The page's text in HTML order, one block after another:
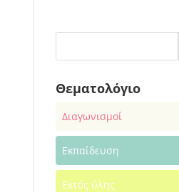
Θεματολόγιο
Διαγωνισμοί
Εκπαίδευση
Εκτός ύλης